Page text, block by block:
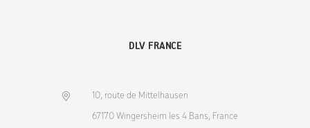
DLV FRANCE
10, route de Mittelhausen
67170 Wingersheim les 4 Bans, France